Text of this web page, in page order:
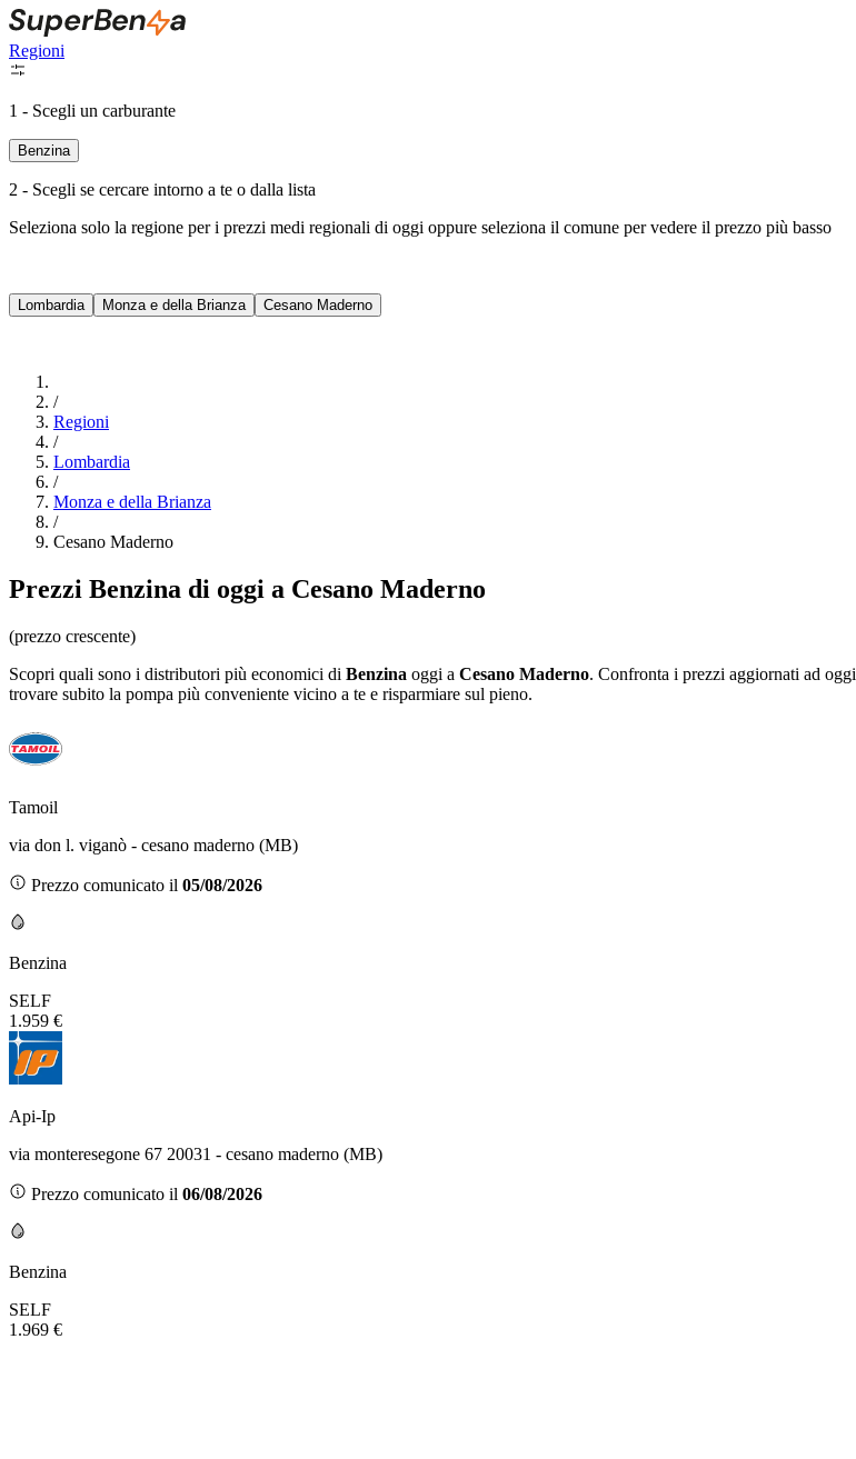
Regioni
1 - Scegli un carburante
Benzina
2 - Scegli se cercare intorno a te o dalla lista
Seleziona solo la regione per i prezzi medi regionali di oggi oppure seleziona il comune per vedere il prezzo più basso
Lombardia Monza e della Brianza Cesano Maderno
/
Regioni
/
Lombardia
/
Monza e della Brianza
/
Cesano Maderno
Prezzi Benzina di oggi a Cesano Maderno
(prezzo crescente)
Scopri quali sono i distributori più economici di Benzina oggi a Cesano Maderno. Confronta i prezzi aggiornati ad oggi
trovare subito la pompa più conveniente vicino a te e risparmiare sul pieno.
Tamoil
via don l. viganò - cesano maderno (MB)
Prezzo comunicato il 05/08/2026
Benzina
SELF
1.959 €
Api-Ip
via monteresegone 67 20031 - cesano maderno (MB)
Prezzo comunicato il 06/08/2026
Benzina
SELF
1.969 €